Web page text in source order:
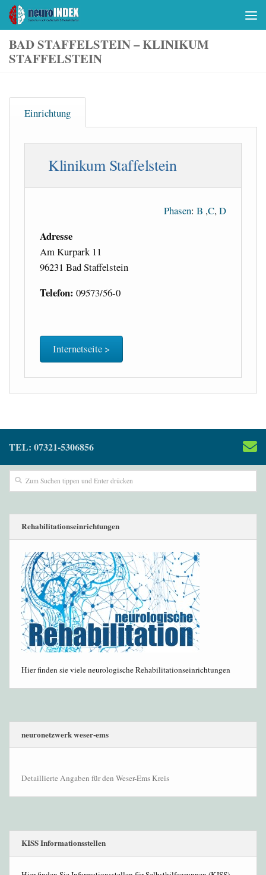
Skip to content
BAD STAFFELSTEIN – KLINIKUM
STAFFELSTEIN
Einrichtung
Klinikum Staffelstein
Phasen: B ,C,D
Adresse
Am Kurpark 11
96231 Bad Staffelstein
Telefon:09573/56-0
Internetseite >
TEL: 07321-5306856
Rehabilitationseinrichtungen
Hier finden sie viele neurologische Rehabilitationseinrichtungen
neuronetzwerk weser-ems
Detaillierte Angaben für den Weser-Ems Kreis
KISS Informationsstellen